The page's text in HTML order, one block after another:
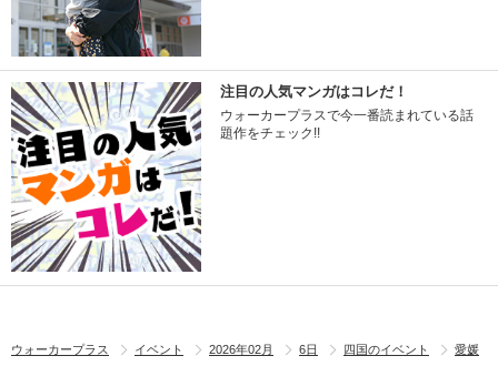
注目の人気マンガはコレだ！
ウォーカープラスで今一番読まれている話
題作をチェック!!
ウォーカープラス イベント 2026年02月 6日 四国のイベント
愛媛